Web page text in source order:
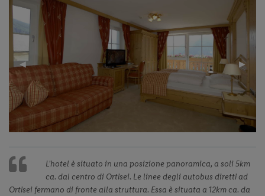
Previous
Slide
◀︎
Next
Slide
▶︎
L’hotel è situato in una posizione panoramica, a soli 5km
ca. dal centro di Ortisei. Le linee degli autobus diretti ad
Ortisei fermano di fronte alla struttura. Essa è situata a 12km ca. da